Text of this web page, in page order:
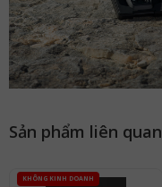
Sản phẩm liên quan
KHÔNG KINH DOANH